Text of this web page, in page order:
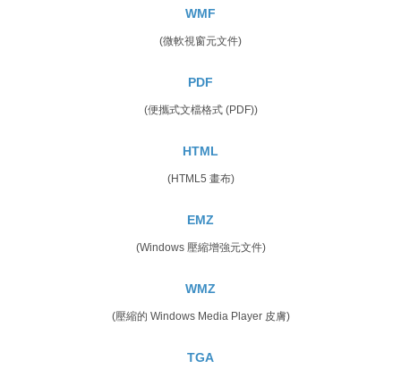
WMF
(微軟視窗元文件)
PDF
(便攜式文檔格式 (PDF))
HTML
(HTML5 畫布)
EMZ
(Windows 壓縮增強元文件)
WMZ
(壓縮的 Windows Media Player 皮膚)
TGA